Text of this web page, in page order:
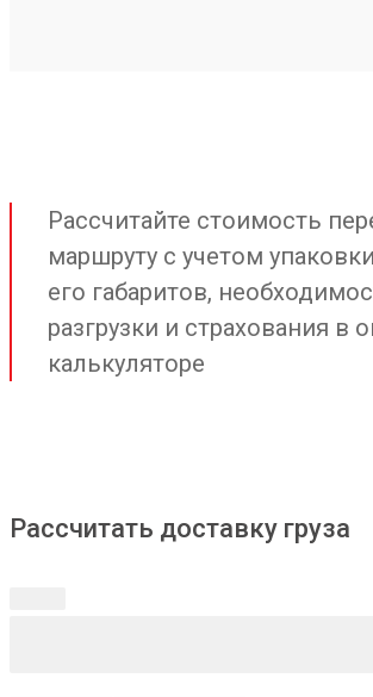
Рассчитайте стоимость
маршруту с учетом упаковки
его габаритов,
разгрузки и страхования в
калькуляторе
Рассчитать доставку груза